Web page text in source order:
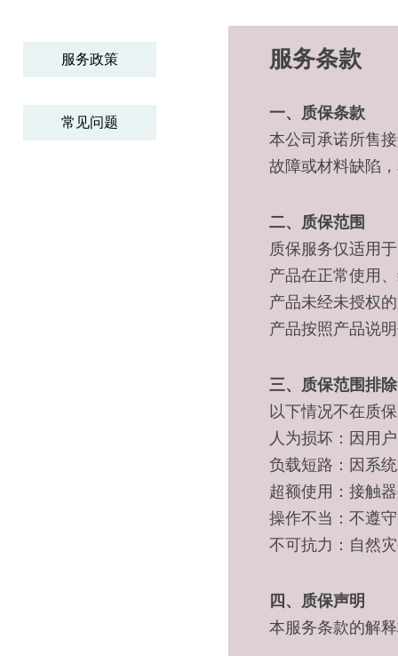
服务政策 服务条款
一、质保条款
本公司承诺所售
故障或材料缺陷
二、质保范围
质保服务仅适用
产品在正常使用
产品未经未授权
产品按照产品说
三、质保范围排除
以下情况不在质
人为损坏：因用
负载短路：因系
超额使用：接触
操作不当：不遵
不可抗力：自然
四、质保声明
本服务条款的解
常见问题